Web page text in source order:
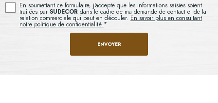
En soumettant ce formulaire, j'accepte que les informations saisies soient
traitées parSUDECOR dans le cadre de ma demande de contact et de la
relation commerciale qui peut en découler. En savoir plus en consultant
notre politique de confidentialité.*